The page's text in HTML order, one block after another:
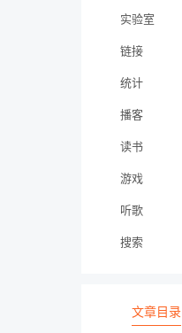
实验室
链接
统计
播客
读书
游戏
听歌
搜索
文章目录